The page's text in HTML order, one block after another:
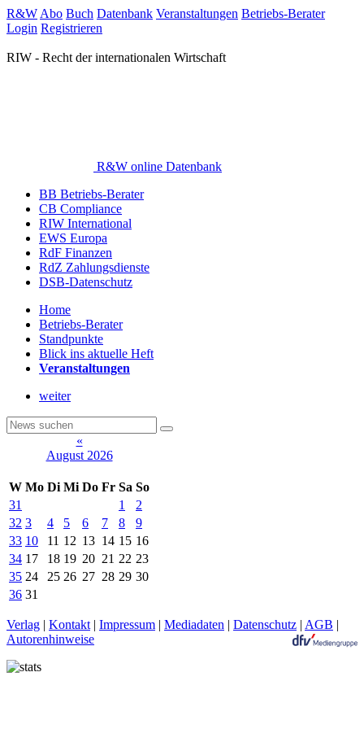
R&W Abo Buch Datenbank Veranstaltungen Betriebs-Berater
Login Registrieren
RIW - Recht der internationalen Wirtschaft
R&W online Datenbank
BB Betriebs-Berater
CB Compliance
RIW International
EWS Europa
RdF Finanzen
RdZ Zahlungsdienste
DSB-Datenschutz
Home
Betriebs-Berater
Standpunkte
Blick ins aktuelle Heft
Veranstaltungen
weiter
«
August 2026
W Mo Di Mi Do Fr Sa So
31
1
2
32 3 4 5 6 7 8
9
33 10 11 12 13 14 15 16
34 17 18 19 20 21 22 23
35 24 25 26 27 28 29 30
36 31
Verlag | Kontakt | Impressum | Mediadaten | Datenschutz | AGB |
Autorenhinweise